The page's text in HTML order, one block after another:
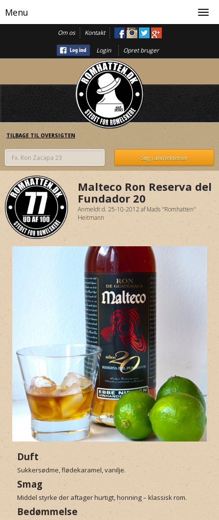
Om os Kontakt
Login Opret bruger
Menu
TILBAGE TIL OVERSIGTEN
Malteco Ron Reserva del
Fundador 20
Anmeldt d. 25-10-2012 afMads "Romhatten"
Heitmann
Duft
Sukkersødme, flødekaramel, vanilje.
Smag
Middel styrke der aftager hurtigt, honning – klassisk rom.
Bedømmelse